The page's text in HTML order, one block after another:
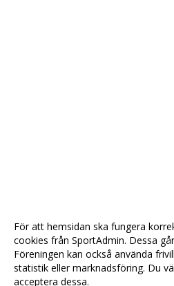
För att hemsidan ska fungera
cookies från SportAdmin. Dessa
Föreningen kan också använda
statistik eller marknadsföring. Du
acceptera dessa.